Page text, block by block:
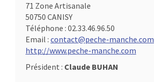
71 Zone Artisanale
50750 CANISY
Téléphone : 02.33.46.96.50
Email : contact@peche-manche.com
http://www.peche-manche.com
Président : Claude BUHAN